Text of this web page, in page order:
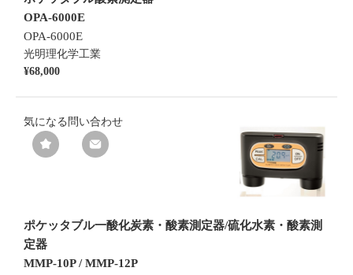
OPA-6000E
OPA-6000E
光明理化学工業
¥68,000
気になる 問い合わせ
ポケッタブル一酸化炭素・酸素測定器/硫化水素・酸素測
定器
MMP-10P / MMP-12P